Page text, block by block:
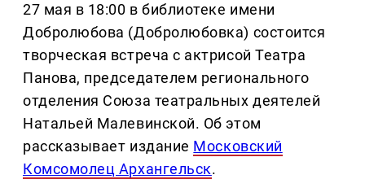
27 мая в 18:00 в библиотеке имени
Добролюбова (Добролюбовка) состоится
творческая встреча с актрисой Театра
Панова, председателем регионального
отделения Союза театральных деятелей
Натальей Малевинской. Об этом
рассказывает издание Московский
Комсомолец Архангельск.